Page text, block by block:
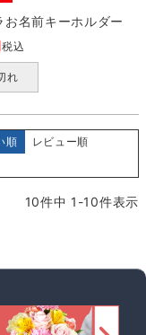
お名前キーホルダー
税込
れ
順
レビュー順
10件中 1 -10件表示